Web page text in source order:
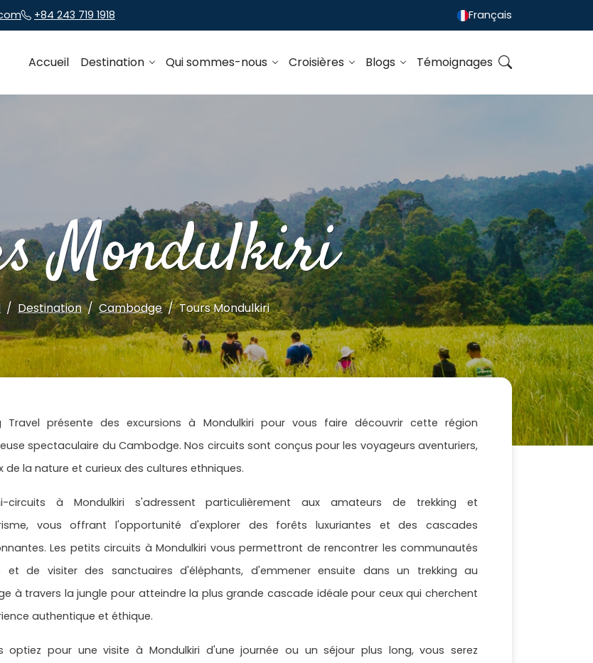
+84 243 719 1918 Français
Accueil Destination Qui sommes-nous Croisières Blogs Témoignages
Mondulkiri
Destination Cambodge Tours Mondulkiri
Travel présente des excursions à Mondulkiri pour vous faire découvrir cette région
spectaculaire du Cambodge. Nos circuits sont conçus pour les voyageurs aventuriers,
de la nature et curieux des cultures ethniques.
circuits à Mondulkiri s'adressent particulièrement aux amateurs de trekking et
vous offrant l'opportunité d'explorer des forêts luxuriantes et des cascades
Les petits circuits à Mondulkiri vous permettront de rencontrer les communautés
et de visiter des sanctuaires d'éléphants, d'emmener ensuite dans un trekking au
à travers la jungle pour atteindre la plus grande cascade idéale pour ceux qui cherchent
authentique et éthique.
optiez pour une visite à Mondulkiri d'une journée ou un séjour plus long, vous serez